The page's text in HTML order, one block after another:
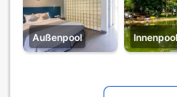
Außenpool Innenpool